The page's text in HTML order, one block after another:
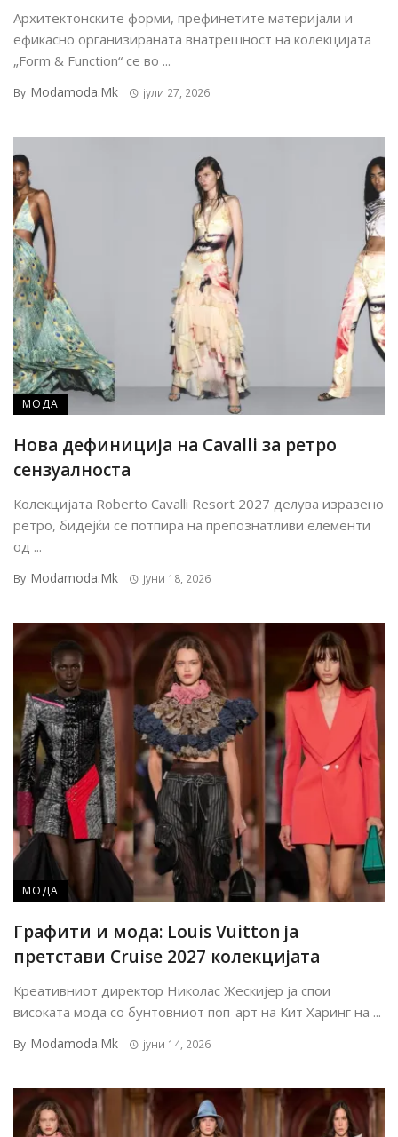
Архитектонските форми, префинетите материјали и
ефикасно организираната внатрешност на колекцијата
„Form & Function“ се во ...
By Modamoda.mk јули 27, 2026
МОДА
Нова дефиниција на Cavalli за ретро
сензуалноста
Колекцијата Roberto Cavalli Resort 2027 делува изразено
ретро, бидејќи се потпира на препознатливи елементи
од ...
By Modamoda.mk јуни 18, 2026
МОДА
Графити и мода: Louis Vuitton ја
претстави Cruise 2027 колекцијата
Креативниот директор Николас Жескијер ја спои
високата мода со бунтовниот поп-арт на Кит Харинг на ...
By Modamoda.mk јуни 14, 2026